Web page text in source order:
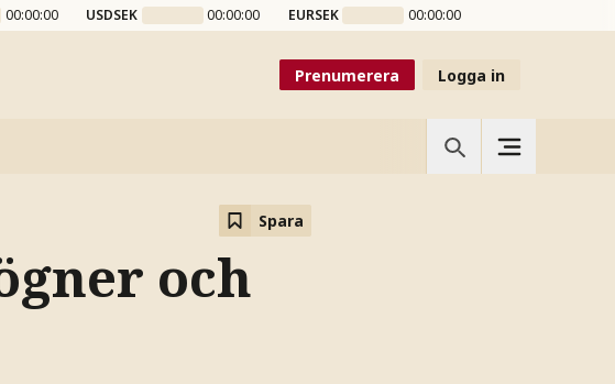
00:00:00 USDSEK 00:00:00 EURSEK 00:00:00
Prenumerera Logga in
Spara
och